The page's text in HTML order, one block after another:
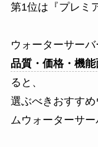
第1位は『プレミ
ウォーターサー
品質・価格・機
ると、
選ぶべきおすす
ムウォーターサー